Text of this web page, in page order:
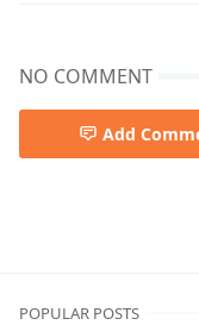
NO COMMENT
Add
POPULAR POSTS